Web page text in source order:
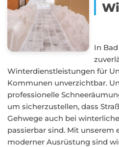
In
Winterdienstleistungen für
Kommunen unverzichtbar.
professionelle
um sicherzustellen, dass
Gehwege auch bei
passierbar sind. Mit unserem
moderner Ausrüstung sind